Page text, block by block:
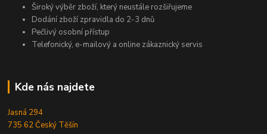
Široký výběr zboží, který neustále rozšiřujeme
Dodání zboží zpravidla do 2-3 dnů
Pečlivý osobní přístup
Telefonický, e-mailový a online zákaznický servis
Kde nás najdete
Jasná 294
735 62 Český Těšín